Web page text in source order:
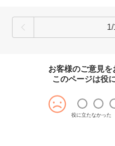
1/
お客様のご意見
このページは役
役に立たなかった